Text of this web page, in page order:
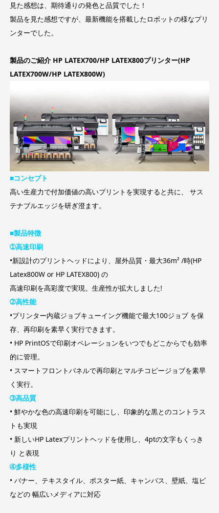
見た感想は、期待通りの発色と品質でした！
製品を見た感想ですが、最新機能を搭載したロボットの様なプリ
ンターでした。
製品のご紹介 HP LATEX700/HP LATEX800プリンター(HP
LATEX700W/HP LATEX800W)
■コンセプト
高い生産力で付加価値の高いプリントを実現すると共に、 サス
テナブルエッジを研ぎ澄ます。
■製品特徴
➀高速印刷
•新設計のプリントヘッドにより、屋外品質・最大36m² /時(HP
Latex800W or HP LATEX800) の
高速印刷を高彩度で実現。生産性が拡大しました!
➁高性能
•プリンター内蔵ジョブキューイング機能で最大100ジョブ を保
存、再印刷を素早く実行できます。
• HP PrintOSで印刷オペレーションをいつでもどこからでも効率
的に管理。
• スマートフロントパネルで再印刷とマルチコピージョブを素早
く実行。
➂高品質
• 鮮やかな色の高速印刷を可能にし、印象的な黒とのコントラス
トも実現
• 新しいHP Latexプリントヘッドを使用し、4ptの文字もくっき
り と表現
➃多様性
• バナー、テキスタイル、ポスター紙、キャンバス、壁紙、塩ビ
などの 幅広いメディアに対応